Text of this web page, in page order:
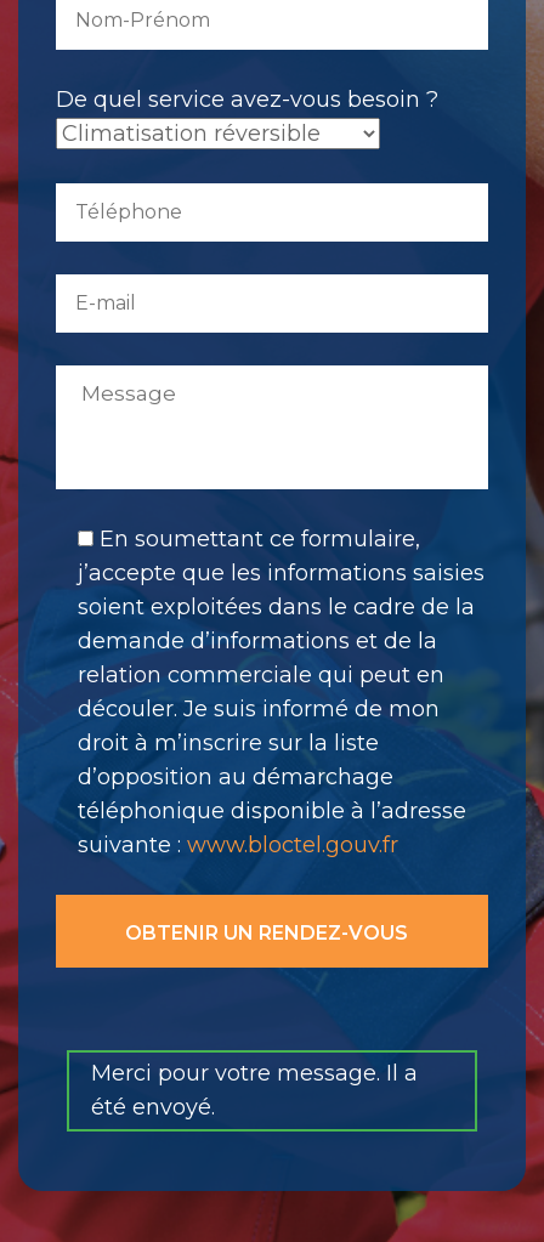
De quel service avez-vous besoin ?
En soumettant ce formulaire,
j’accepte que les informations saisies
soient exploitées dans le cadre de la
demande d’informations et de la
relation commerciale qui peut en
découler. Je suis informé de mon
droit à m’inscrire sur la liste
d’opposition au démarchage
téléphonique disponible à l’adresse
suivante : www.bloctel.gouv.fr
Merci pour votre message. Il a
été envoyé.